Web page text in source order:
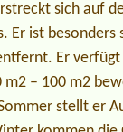
sich auf
Er ist
Er
– 100 m2
stellt er